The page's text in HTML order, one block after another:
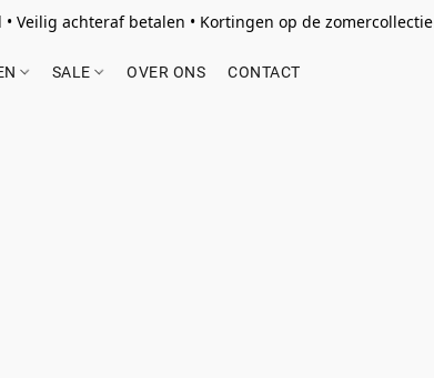
• Veilig achteraf betalen • Kortingen op de zomercollectie
SALE OVER ONS CONTACT